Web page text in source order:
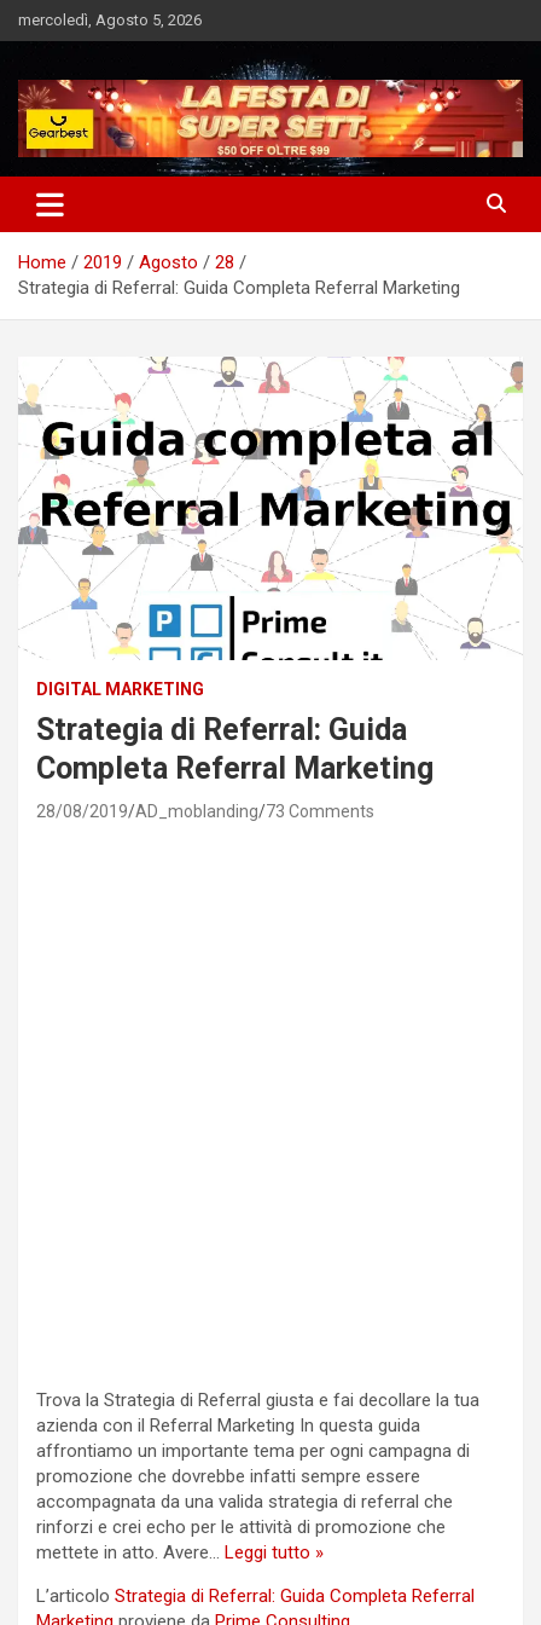
to
mercoledì, Agosto 5, 2026
Market News
Notizie Bomba dall'Italia e dal Mondo
Home 2019 Agosto
28
Strategia di Referral: Guida Completa Referral Marketing
DIGITAL MARKETING
Strategia di Referral: Guida
Completa Referral Marketing
28/08/2019 AD_moblanding 73 Comments
Trova la Strategia di Referral giusta e fai decollare la tua
azienda con il Referral Marketing In questa guida
affrontiamo un importante tema per ogni campagna di
promozione che dovrebbe infatti sempre essere
accompagnata da una valida strategia di referral che
rinforzi e crei echo per le attività di promozione che
mettete in atto. Avere… Leggi tutto »Strategia
Referral:
L’articolo Strategia di Referral: Guida Completa Referral